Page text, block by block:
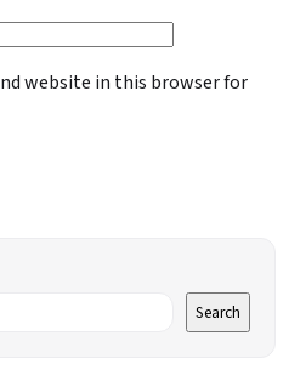
website in this browser for
Search